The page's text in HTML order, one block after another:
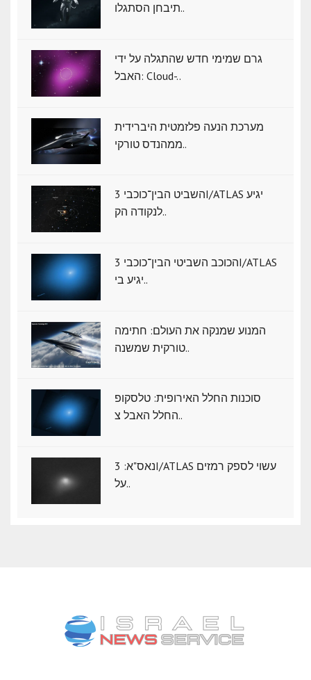
תיבחן הסתגלו..
גרם שמימי חדש שהתגלה על ידי
האבל: Cloud-..
מערכת הנעה פלזמטית היברידית
ממהנדס טורקי..
השביט הבין־כוכבי 3I/ATLAS יגיע
לנקודה הק..
הכוכב השביטי הבין־כוכבי 3I/ATLAS
יגיע בי..
המנוע שמנקה את העולם: חתימה
טורקית שמשנה..
סוכנות החלל האירופית: טלסקופ
החלל האבל צ..
נאס"א: ‏3I/ATLAS עשוי לספק רמזים
על..